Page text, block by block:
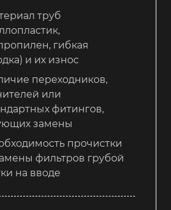
труб
гибкая
и их износ
переходников,
или
фитингов,
замены
прочистки
фильтров грубой
на вводе